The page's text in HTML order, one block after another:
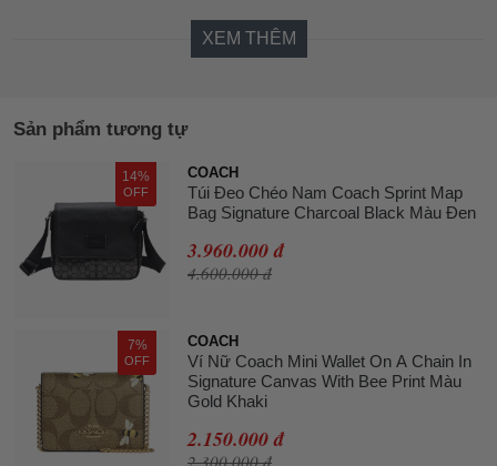
XEM THÊM
Sản phẩm tương tự
14%
OFF
COACH
Túi Đeo Chéo Nam Coach Sprint Map
Bag Signature Charcoal Black Màu Đen
3.960.000 đ
4.600.000 đ
7%
OFF
COACH
Ví Nữ Coach Mini Wallet On A Chain In
Signature Canvas With Bee Print Màu
Gold Khaki
2.150.000 đ